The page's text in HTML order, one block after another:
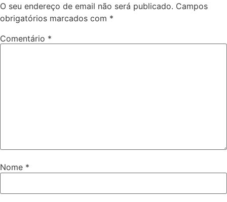
O seu endereço de email não será publicado. Campos
obrigatórios marcados com *
Comentário *
Nome *